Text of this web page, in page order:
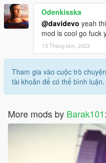
Odenkisska
@davidevo yeah
mod is cool go fuck
13 Tháng tám, 2023
Tham gia vào cuộc trò
tài khoản để có thể bình luận.
More mods by Barak101: